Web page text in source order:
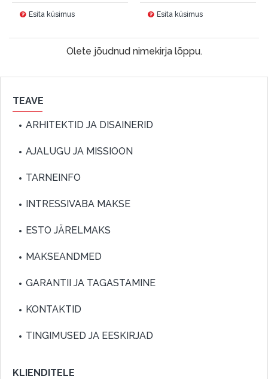
Esita küsimus Esita küsimus
Olete jõudnud nimekirja lõppu.
TEAVE
ARHITEKTID JA DISAINERID
AJALUGU JA MISSIOON
TARNEINFO
INTRESSIVABA MAKSE
ESTO JÄRELMAKS
MAKSEANDMED
GARANTII JA TAGASTAMINE
KONTAKTID
TINGIMUSED JA EESKIRJAD
KLIENDITELE